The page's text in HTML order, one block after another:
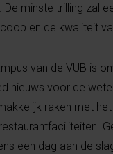
De minste trilling zal
en de kwaliteit
van de VUB is
nieuws voor de
raken met
een dag aan de